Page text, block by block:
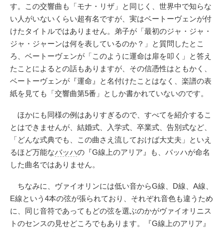
す。この交響曲も「モナ・リザ」と同じく、世界中で知らな
い人がいないくらい超有名ですが、実はベートーヴェンが付
けたタイトルではありません。弟子が「最初のジャ・ジャ・
ジャ・ジャーンは何を表しているのか？」と質問したとこ
ろ、ベートーヴェンが「このように運命は扉を叩く」と答え
たことによるとの話もありますが、その信憑性はともかく、
ベートーヴェンが『運命』と名付けたことはなく、楽譜の表
紙を見ても「交響曲第5番」としか書かれていないのです。
ほかにも同様の例はありすぎるので、すべてを紹介するこ
とはできませんが、結婚式、入学式、卒業式、告別式など、
「どんな式典でも、この曲さえ流しておけば大丈夫」といえ
るほど万能なバッハの『G線上のアリア』も、バッハが命名
した曲名ではありません。
ちなみに、ヴァイオリンには低い音からG線、D線、A線、
E線という4本の弦が張られており、それぞれ音色も違うため
に、同じ音符であってもどの弦を選ぶのかがヴァイオリニス
トのセンスの見せどころでもあります。『G線上のアリア』